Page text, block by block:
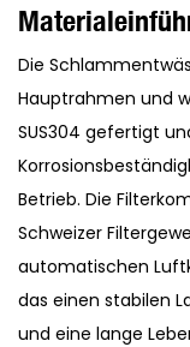
Die
Hauptrahmen und
SUS304 gefertigt
Betrieb. Die
Schweizer
automatischen
das einen stabilen
und eine lange